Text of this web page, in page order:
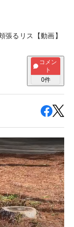
るリス【動画】
コメン
ト
0件